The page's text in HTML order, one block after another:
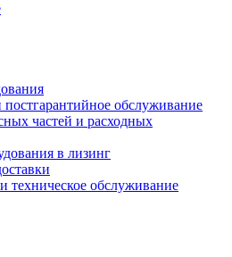
обслуживание
частей и расходных
в лизинг
техническое обслуживание